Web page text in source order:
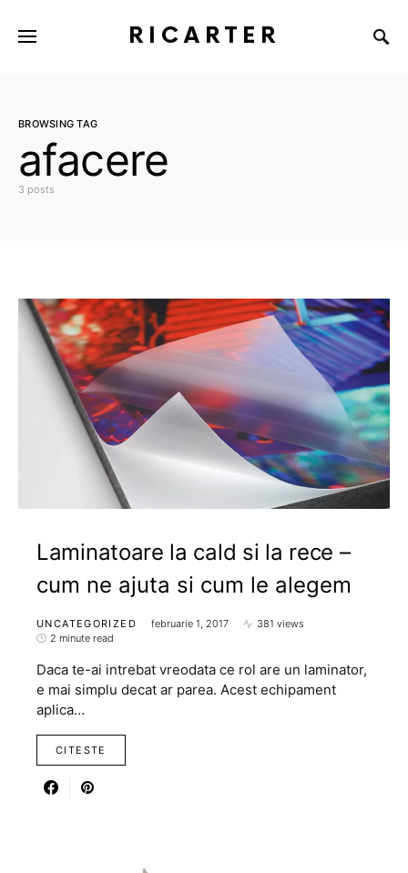
RICARTER
BROWSING TAG
afacere
3 posts
Laminatoare la cald si la rece –
cum ne ajuta si cum le alegem
UNCATEGORIZED februarie 1, 2017
381 views
2 minute read
Daca te-ai intrebat vreodata ce rol are un laminator,
e mai simplu decat ar parea. Acest echipament
aplica…
CITESTE